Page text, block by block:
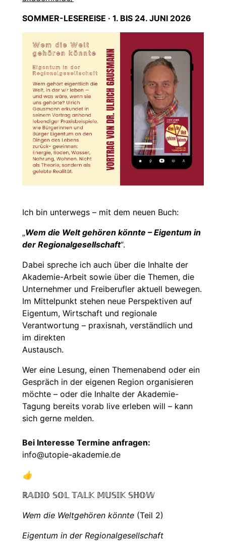
SOMMER-LESEREISE · 1. BIS 24. JUNI 2026
Ich bin unterwegs – mit dem neuen Buch:
„Wem die Welt gehören könnte – Eigentum in
der Regionalgesellschaft“.
Dabei spreche ich auch über die Inhalte der
Akademie-Arbeit sowie über die Themen, die
Unternehmer und Freiberufler aktuell bewegen.
Im Mittelpunkt stehen neue Perspektiven auf
Eigentum, Wirtschaft und regionale
Verantwortung – praxisnah, verständlich und
im direkten
Austausch.
Wer eine Lesung, einen Themenabend oder ein
Gespräch in der eigenen Region organisieren
möchte – oder die Inhalte der Akademie-
Tagung bereits vorab live erleben will – kann
sich gerne melden.
Bei Interesse Termine anfragen:
info@utopie-akademie.de
👍
ℝ𝔸𝔻𝕀𝕆 𝕊𝕆𝕃 𝕋𝔸𝕃𝕂 𝕄𝕌𝕊𝕀𝕂 𝕊ℍ𝕆𝕎
Wem die Weltgehören könnte (Teil 2)
Eigentum in der Regionalgesellschaft